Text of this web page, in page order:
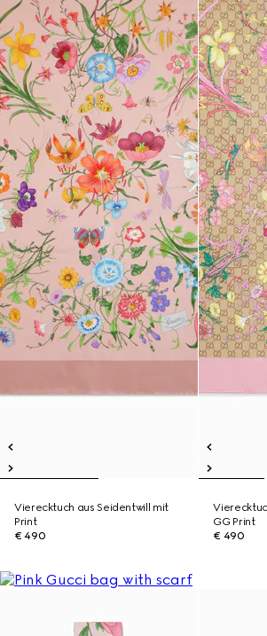
Vierecktuch aus Seidentwill mit
Print
€ 490
GG Print
€ 490